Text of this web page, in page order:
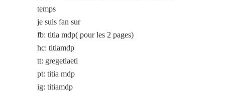
temps
je suis fan sur
fb: titia mdp( pour les 2 pages)
hc: titiamdp
tt: gregetlaeti
pt: titia mdp
ig: titiamdp